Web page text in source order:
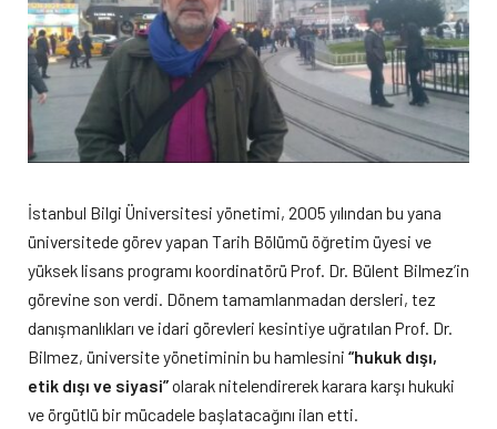
İstanbul Bilgi Üniversitesi yönetimi, 2005 yılından bu yana
üniversitede görev yapan Tarih Bölümü öğretim üyesi ve
yüksek lisans programı koordinatörü Prof. Dr. Bülent Bilmez’in
görevine son verdi. Dönem tamamlanmadan dersleri, tez
danışmanlıkları ve idari görevleri kesintiye uğratılan Prof. Dr.
Bilmez, üniversite yönetiminin bu hamlesini “hukuk dışı,
etik dışı ve siyasi”olarak nitelendirerek karara karşı hukuki
ve örgütlü bir mücadele başlatacağını ilan etti.